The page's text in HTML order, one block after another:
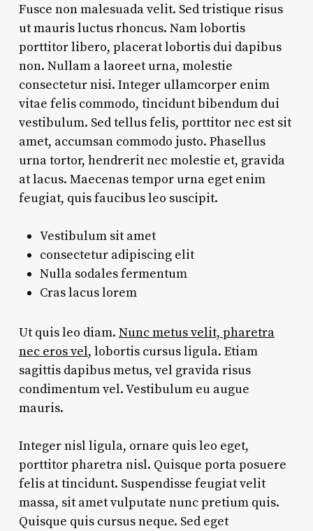
Fusce non malesuada velit. Sed tristique risus
ut mauris luctus rhoncus. Nam lobortis
porttitor libero, placerat lobortis dui dapibus
non. Nullam a laoreet urna, molestie
consectetur nisi. Integer ullamcorper enim
vitae felis commodo, tincidunt bibendum dui
vestibulum. Sed tellus felis, porttitor nec est sit
amet, accumsan commodo justo. Phasellus
urna tortor, hendrerit nec molestie et, gravida
at lacus. Maecenas tempor urna eget enim
feugiat, quis faucibus leo suscipit.
Vestibulum sit amet
consectetur adipiscing elit
Nulla sodales fermentum
Cras lacus lorem
Ut quis leo diam. Nunc metus velit, pharetra
nec eros vel, lobortis cursus ligula. Etiam
sagittis dapibus metus, vel gravida risus
condimentum vel. Vestibulum eu augue
mauris.
Integer nisl ligula, ornare quis leo eget,
porttitor pharetra nisl. Quisque porta posuere
felis at tincidunt. Suspendisse feugiat velit
massa, sit amet vulputate nunc pretium quis.
Quisque quis cursus neque. Sed eget